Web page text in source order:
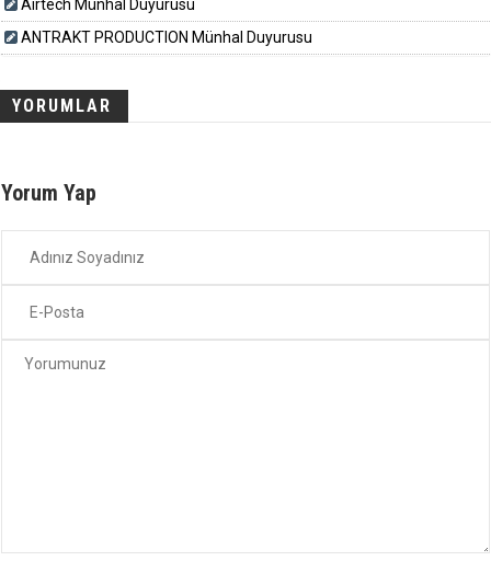
Airtech Münhal Duyurusu
ANTRAKT PRODUCTION Münhal Duyurusu
YORUMLAR
Yorum Yap